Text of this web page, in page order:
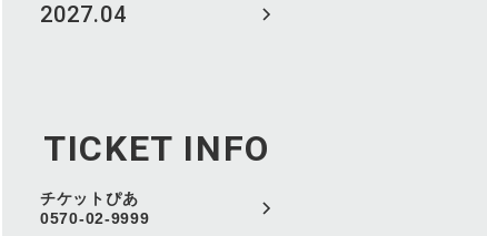
2027.04
TICKET INFO
チケットぴあ
0570-02-9999